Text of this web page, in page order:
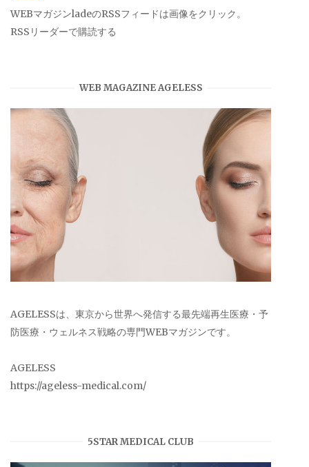
WEBマガジンladeのRSSフィードは画像をクリック。
RSSリーダーで購読する
WEB MAGAZINE AGELESS
AGELESSは、東京から世界へ発信する最先端再生医療・予
防医療・ウェルネス戦略の専門WEBマガジンです。
AGELESS
https://ageless-medical.com/
5STAR MEDICAL CLUB